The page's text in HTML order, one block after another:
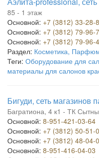
85 - 1 этаж
Основной: +7 (3812) 33-28-
Основной: +7 (3812) 79-96-
Основной: +7 (3812) 79-96-
Раздел: Косметика,
Теги: Оборудование для
материалы для салонов
Бигуди, сеть магазинов
Багратиона, 4 к1 - ТК
Основной: 8-951-421-03-64
Основной: +7 (3812) 50-51-
Основной: +7 (3812) 48-04-
Основной: 8-951-416-04-03